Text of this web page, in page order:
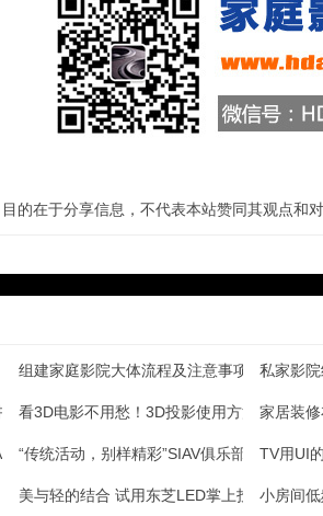
的在于分享信息，不代表本站赞同其观点和
组建家庭影院大体流程及注意事项 私家影
心（家庭影院）
看3D电影不用愁！3D投影使用方法详解
家居装
影
“传统活动，别样精彩”SIAV俱乐部年会活动
TV用UI
美与轻的结合 试用东芝LED掌上投影机小房间